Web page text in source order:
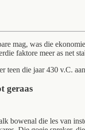
mag, was die
faktore meer as net
teen die jaar 430 v.C.
geraas
bowenal die les van